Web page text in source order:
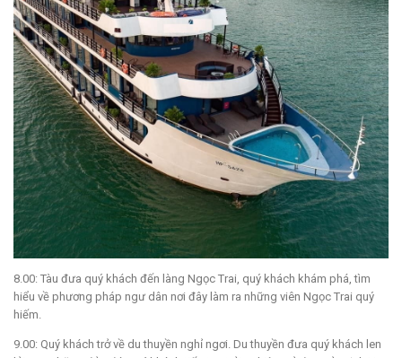
8.00: Tàu đưa quý khách đến làng Ngọc Trai, quý khách khám phá, tìm
hiểu về phương pháp ngư dân nơi đây làm ra những viên Ngọc Trai quý
hiếm.
9.00: Quý khách trở về du thuyền nghỉ ngơi. Du thuyền đưa quý khách len